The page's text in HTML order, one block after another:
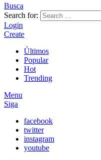
Busca
Search for:
Login
Create
Últimos
Popular
Hot
Trending
Menu
Siga
facebook
twitter
instagram
youtube